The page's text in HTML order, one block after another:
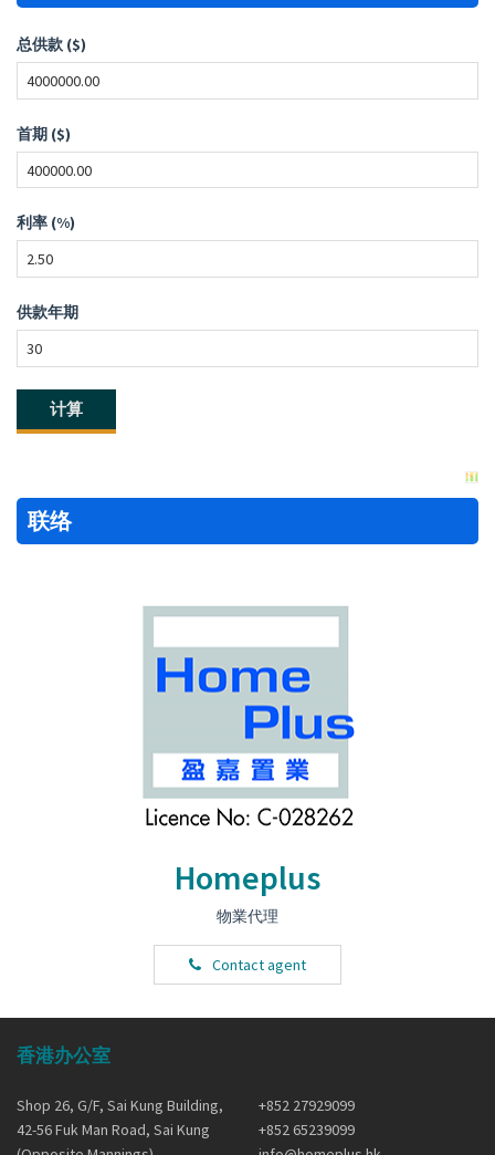
总供款 ($)
首期 ($)
利率 (%)
供款年期
联络
Homeplus
物業代理
Contact agent
香港办公室
Shop 26, G/F, Sai Kung Building,
42-56 Fuk Man Road, Sai Kung
+852 27929099
+852 65239099